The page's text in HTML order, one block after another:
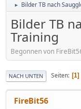
► Bilder TB nach
Bilder TB
Training
Begonnen von
NACH UNTEN Seiten 1
FireBit56